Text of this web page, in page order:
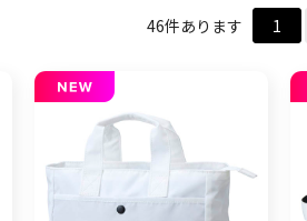
46件あります 1